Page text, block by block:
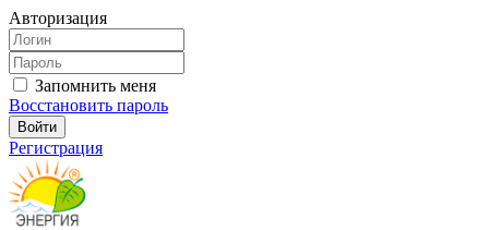
Авторизация
Запомнить меня
Восстановить пароль
Регистрация